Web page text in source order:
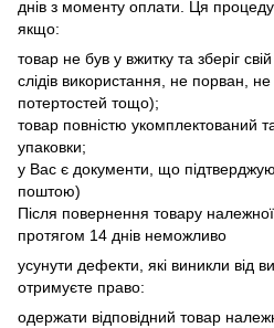
днів з моменту оплати. Ця
якщо:
товар не був у вжитку та зберіг
слідів використання, не порван,
потертостей тощо);
товар повністю укомплектований
упаковки;
у Вас є документи, що
поштою)
Після повернення товару
протягом 14 днів неможливо
усунути дефекти, які виникли від
отримуєте право:
одержати відповідний товар